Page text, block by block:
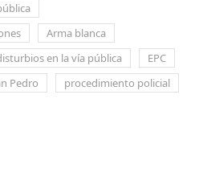
Arma blanca
en la vía pública
EPC
Pedro
procedimiento policial